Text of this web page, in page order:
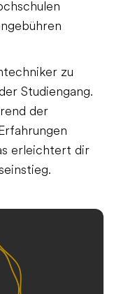
zu
Studiengang.
der
erleichtert dir